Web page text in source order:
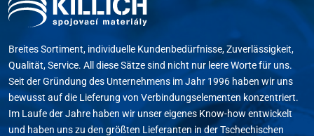
Breites Sortiment, individuelle Kundenbedürfnisse, Zuverlässigkeit,
Qualität, Service. All diese Sätze sind nicht nur leere Worte für uns.
Seit der Gründung des Unternehmens im Jahr 1996 haben wir uns
bewusst auf die Lieferung von Verbindungselementen konzentriert.
Im Laufe der Jahre haben wir unser eigenes Know-how entwickelt
und haben uns zu den größten Lieferanten in der Tschechischen